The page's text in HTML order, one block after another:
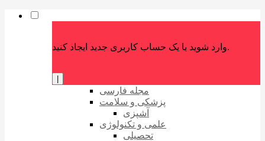
وارد شوید یا یک حساب کاربری جدید ایجاد کنید.
مجله فارسی
پزشکی و سلامت
آشپزی
علمی و تکنولوژی
تحصیلی